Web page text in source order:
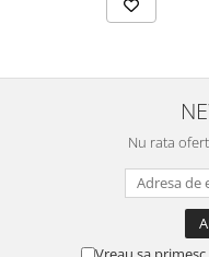
Nu rata